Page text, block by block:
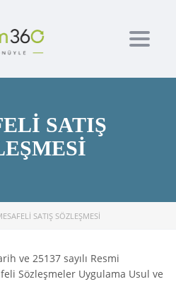
SATIŞ
SATIŞ SÖZLEŞMESI
ve 25137 sayılı Resmi
Sözleşmeler Uygulama Usul ve